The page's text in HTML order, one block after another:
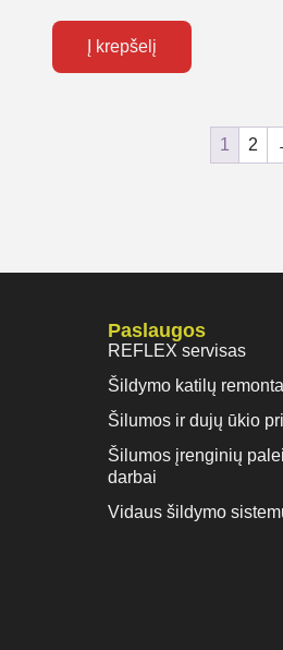
Į krepšelį
1 2
Paslaugos
REFLEX servisas
Šildymo katilų
Šilumos ir dujų ūkio
Šilumos įrenginių
darbai
Vidaus šildymo